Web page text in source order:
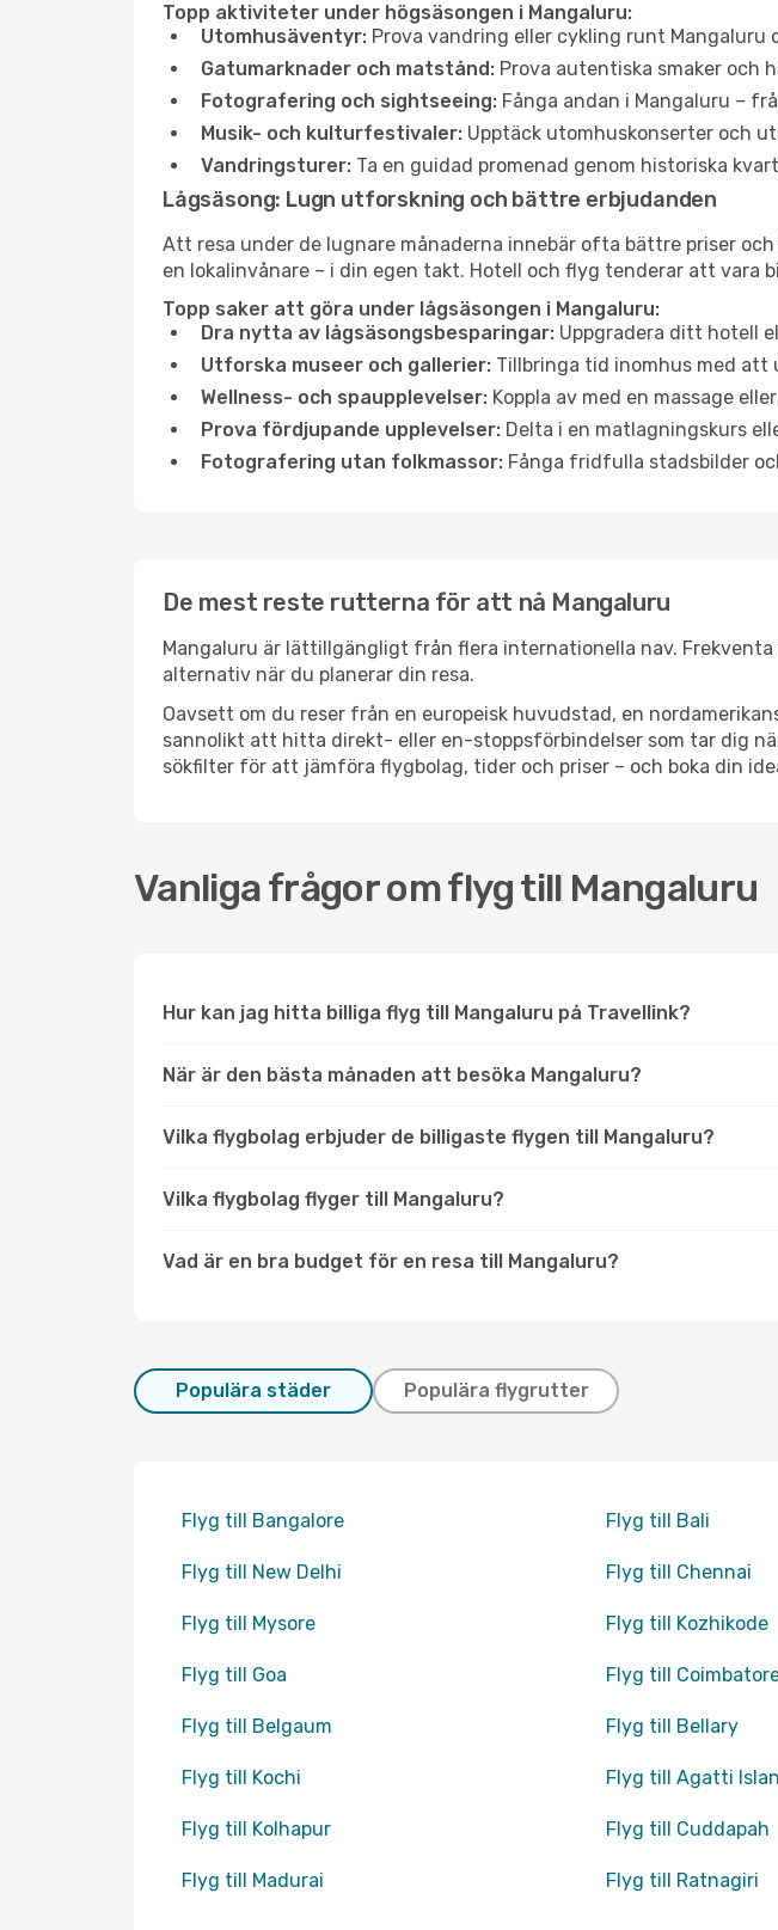
Topp aktiviteter under högsäsongen i Mangaluru:
Utomhusäventyr: Prova vandring eller cykling runt
Gatumarknader och matstånd: Prova autentiska smaker och
Fotografering och sightseeing: Fånga andan i Mangaluru –
Musik- och kulturfestivaler: Upptäck utomhuskonserter och
Vandringsturer: Ta en guidad promenad genom historiska
Lågsäsong: Lugn utforskning och bättre erbjudanden
Att resa under de lugnare månaderna innebär ofta bättre priser
en lokalinvånare – i din egen takt. Hotell och flyg tenderar att vara
Topp saker att göra under lågsäsongen i Mangaluru:
Dra nytta av lågsäsongsbesparingar: Uppgradera ditt hotell
Utforska museer och gallerier: Tillbringa tid inomhus med att
Wellness- och spaupplevelser: Koppla av med en massage
Prova fördjupande upplevelser: Delta i en matlagningskurs
Fotografering utan folkmassor: Fånga fridfulla stadsbilder
De mest reste rutterna för att nå Mangaluru
Mangaluru är lättillgängligt från flera internationella nav.
alternativ när du planerar din resa.
Oavsett om du reser från en europeisk huvudstad, en
sannolikt att hitta direkt- eller en-stoppsförbindelser som tar dig
sökfilter för att jämföra flygbolag, tider och priser – och boka din
Vanliga frågor om flyg till Mangaluru
Hur kan jag hitta billiga flyg till Mangaluru på Travellink?
När är den bästa månaden att besöka Mangaluru?
Vilka flygbolag erbjuder de billigaste flygen till Mangaluru?
Vilka flygbolag flyger till Mangaluru?
Vad är en bra budget för en resa till Mangaluru?
Populära städer Populära flygrutter
Flyg till Bangalore Flyg till Bali
Flyg till New Delhi Flyg till Chennai
Flyg till Mysore Flyg till Kozhikode
Flyg till Goa Flyg till
Flyg till Belgaum Flyg till Bellary
Flyg till Kochi Flyg till Agatti
Flyg till Kolhapur Flyg till Cuddapah
Flyg till Madurai Flyg till Ratnagiri